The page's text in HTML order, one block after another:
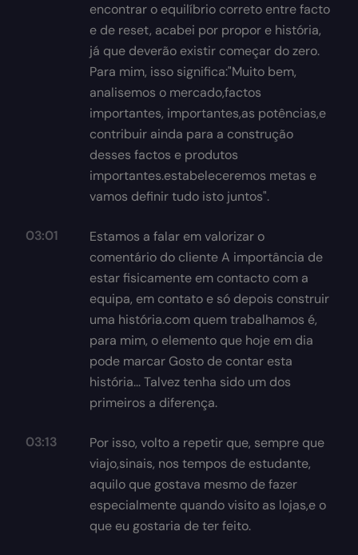
encontrar o equilíbrio correto entre facto
e de reset, acabei por propor e história,
já que deverão existir começar do zero.
Para mim, isso significa:"Muito bem,
analisemos o mercado,factos
importantes, importantes,as potências,e
contribuir ainda para a construção
desses factos e produtos
importantes.estabeleceremos metas e
vamos definir tudo isto juntos".
03:01
Estamos a falar em valorizar o
comentário do cliente A importância de
estar fisicamente em contacto com a
equipa, em contato e só depois construir
uma história.com quem trabalhamos é,
para mim, o elemento que hoje em dia
pode marcar Gosto de contar esta
história... Talvez tenha sido um dos
primeiros a diferença.
03:13
Por isso, volto a repetir que, sempre que
viajo,sinais, nos tempos de estudante,
aquilo que gostava mesmo de fazer
especialmente quando visito as lojas,e o
que eu gostaria de ter feito.